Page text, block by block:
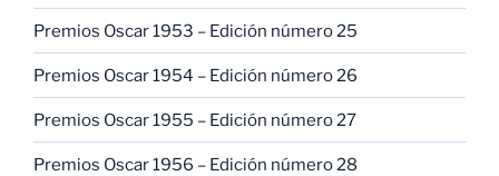
Premios Oscar 1953 – Edición número 25
Premios Oscar 1954 – Edición número 26
Premios Oscar 1955 – Edición número 27
Premios Oscar 1956 – Edición número 28